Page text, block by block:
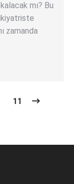
mı? Bu
zamanda
11